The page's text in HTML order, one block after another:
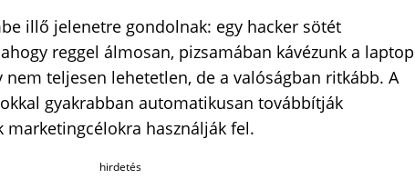
illő jelenetre gondolnak: egy hacker sötét
reggel álmosan, pizsamában kávézunk a laptop
nem teljesen lehetetlen, de a valóságban ritkább. A
gyakrabban automatikusan továbbítják
marketingcélokra használják fel.
hirdetés